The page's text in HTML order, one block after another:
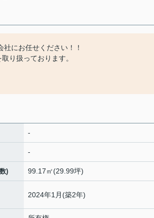
にお任せください！！
り扱っております。
-
-
) 99.17㎡(29.99坪)
2024年1月(築2年)